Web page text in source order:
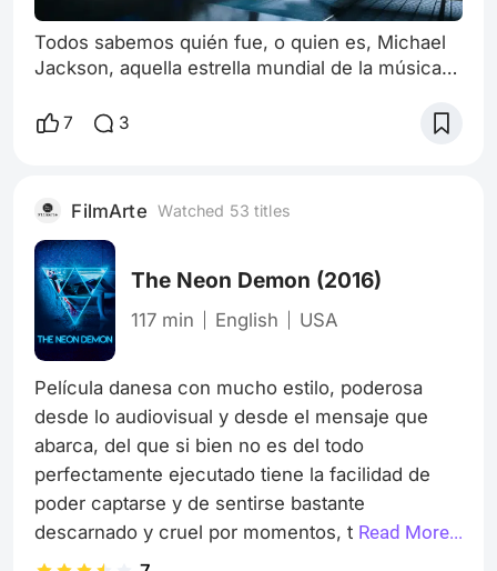
Todos sabemos quién fue, o quien es, Michael
Jackson, aquella estrella mundial de la música
igualdad de misterios, controversias, dichos,
siquiera habían nacido aun cuando él dejó este
mundo cantan sus canciones, se
7 3
FilmArte Watched 53 titles
The Neon Demon (2016)
117 min English USA
Película danesa con mucho estilo, poderosa
desde lo audiovisual y desde el mensaje que
abarca, del que si bien no es del todo
perfectamente ejecutado tiene la facilidad de
poder captarse y de sentirse bastante
descarnado y cruel por momentos, teniendo la
virtud de castigar y ser violenta desde la sutileza
Read More...